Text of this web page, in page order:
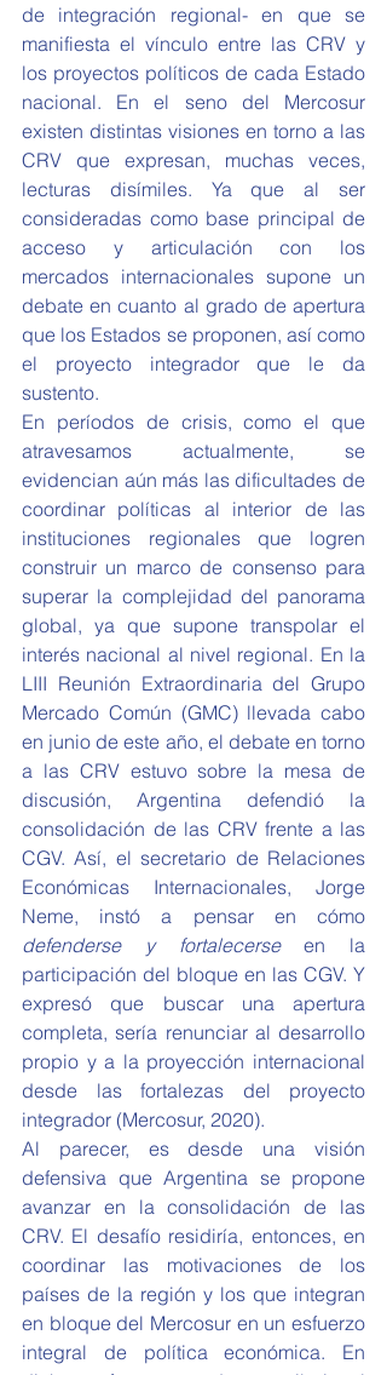
de integración regional- en que se
manifiesta el vínculo entre las CRV y
los proyectos políticos de cada Estado
nacional. En el seno del Mercosur
existen distintas visiones en torno a las
CRV que expresan, muchas veces,
lecturas disímiles. Ya que al ser
consideradas como base principal de
acceso y articulación con los
mercados internacionales supone un
debate en cuanto al grado de apertura
que los Estados se proponen, así como
el proyecto integrador que le da
sustento.
En períodos de crisis, como el que
atravesamos actualmente, se
evidencian aún más las dificultades de
coordinar políticas al interior de las
instituciones regionales que logren
construir un marco de consenso para
superar la complejidad del panorama
global, ya que supone transpolar el
interés nacional al nivel regional. En la
LIII Reunión Extraordinaria del Grupo
Mercado Común (GMC) llevada cabo
en junio de este año, el debate en torno
a las CRV estuvo sobre la mesa de
discusión, Argentina defendió la
consolidación de las CRV frente a las
CGV. Así, el secretario de Relaciones
Económicas Internacionales, Jorge
defenderse y fortalecerse en la
participación del bloque en las CGV. Y
expresó que buscar una apertura
completa, sería renunciar al desarrollo
propio y a la proyección internacional
desde las fortalezas del proyecto
integrador (Mercosur, 2020).
Al parecer, es desde una visión
defensiva que Argentina se propone
avanzar en la consolidación de las
CRV. El desafío residiría, entonces, en
coordinar las motivaciones de los
países de la región y los que integran
en bloque del Mercosur en un esfuerzo
integral de política económica. En